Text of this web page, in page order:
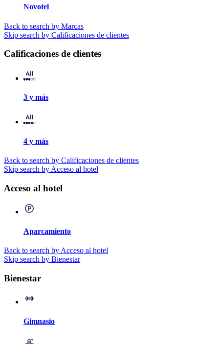
Novotel
Back to search by Marcas
Skip search by Calificaciones de clientes
Calificaciones de clientes
3 y más
4 y más
Back to search by Calificaciones de clientes
Skip search by Acceso al hotel
Acceso al hotel
Aparcamiento
Back to search by Acceso al hotel
Skip search by Bienestar
Bienestar
Gimnasio